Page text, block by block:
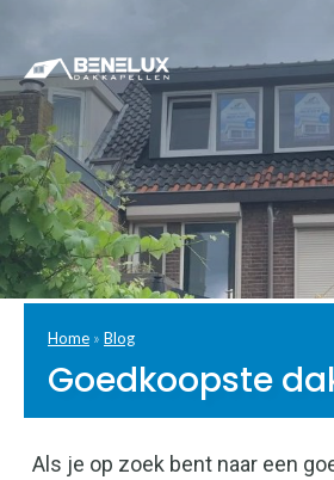
Home » Blog
Goedkoopste
Als je op zoek bent naar een